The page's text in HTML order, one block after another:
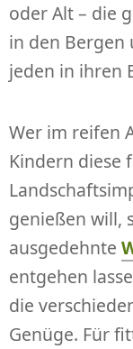
oder Alt – die
in den Bergen
jeden in ihren
Wer im reifen
Kindern diese
genießen will,
ausgedehnte
entgehen
die
Genüge. Für